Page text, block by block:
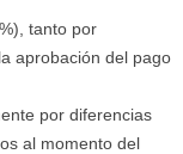
tanto por
aprobación del pago
por diferencias
al momento del